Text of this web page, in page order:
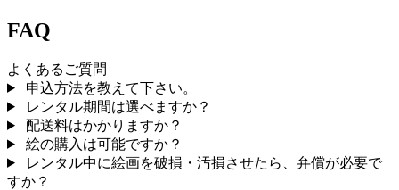
FAQ
よくあるご質問
申込方法を教えて下さい。
レンタル期間は選べますか？
配送料はかかりますか？
絵の購入は可能ですか？
レンタル中に絵画を破損・汚損させたら、弁償が必要で
すか？